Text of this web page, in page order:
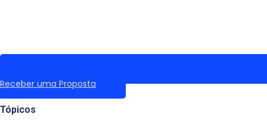
Receber uma Proposta
Tópicos